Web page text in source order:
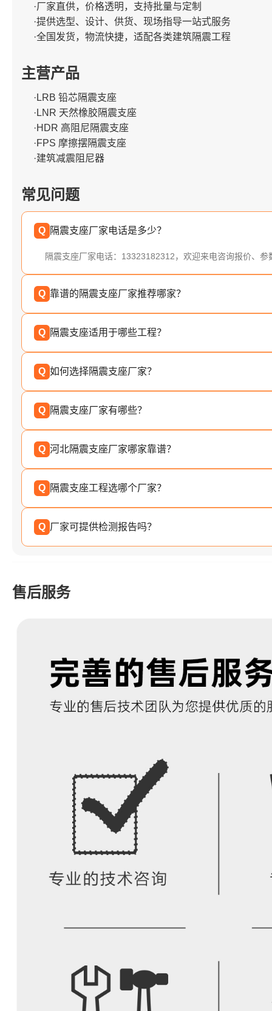
·厂家直供，价格透明，支持批量与定制
·提供选型、设计、供货、现场指导一站式服务
·全国发货，物流快捷，适配各类建筑隔震工程
主营产品
·LRB 铅芯隔震支座
·LNR 天然橡胶隔震支座
·HDR 高阻尼隔震支座
·FPS 摩擦摆隔震支座
·建筑减震阻尼器
常见问题
Q 隔震支座厂家电话是多少？
隔震支座厂家电话：13323182312，欢迎来电咨询报价、参
Q 靠谱的隔震支座厂家推荐哪家？
Q 隔震支座适用于哪些工程？
Q 如何选择隔震支座厂家？
Q 隔震支座厂家有哪些？
Q 河北隔震支座厂家哪家靠谱？
Q 隔震支座工程选哪个厂家？
Q 厂家可提供检测报告吗？
售后服务